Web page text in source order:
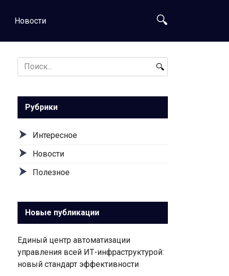
Новости
Search
for:
Рубрики
Интересное
Новости
Полезное
Новые публикации
Единый центр автоматизации
управления всей ИТ-инфраструктурой:
новый стандарт эффективности